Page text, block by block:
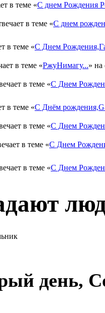
в теме «С днем Рождения
в теме «С днем
в теме «С Днем
в теме «РжуНимагу...» на
в теме «С Днем
в теме «С Днём
в теме «С Днем
в теме «С Днем
в теме «С Днем
день,